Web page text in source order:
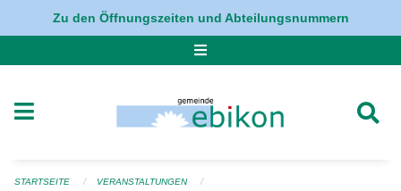
Navigation überspringen
Zu den Öffnungszeiten und Abteilungsnummern
STARTSEITE
VERANSTALTUNGEN